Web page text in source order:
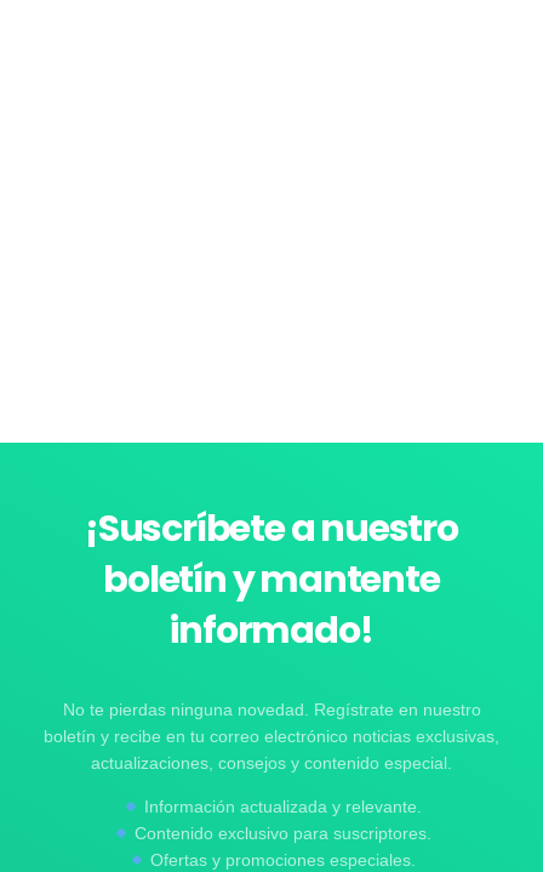
¡Suscríbete a nuestro
boletín y mantente
informado!
No te pierdas ninguna novedad. Regístrate en nuestro
boletín y recibe en tu correo electrónico noticias exclusivas,
actualizaciones, consejos y contenido especial.
Información actualizada y relevante.
Contenido exclusivo para suscriptores.
Ofertas y promociones especiales.